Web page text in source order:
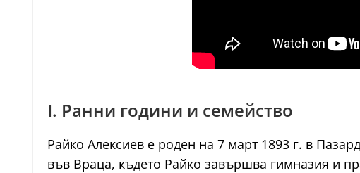
I. Ранни години и семейство
Райко Алексиев е роден на 7 март 1893 г. в
във Враца, където Райко завършва гимназия и